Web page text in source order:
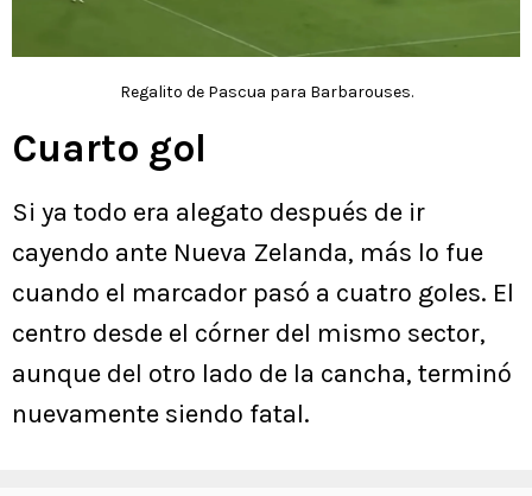
Regalito de Pascua para Barbarouses.
Cuarto gol
Si ya todo era alegato después de ir
cayendo ante Nueva Zelanda, más lo fue
cuando el marcador pasó a cuatro goles. El
centro desde el córner del mismo sector,
aunque del otro lado de la cancha, terminó
nuevamente siendo fatal.